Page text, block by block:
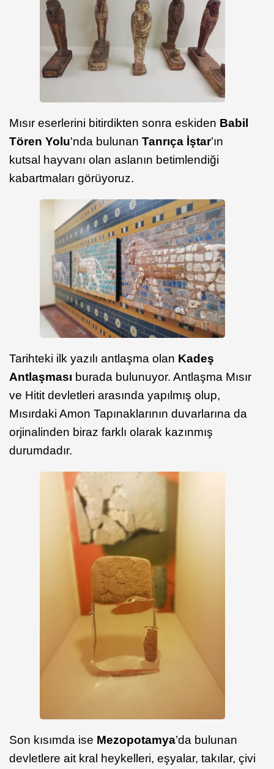
Mısır eserlerini bitirdikten sonra eskiden Babil
Tören Yolu'nda bulunan Tanrıça İştar’ın
kutsal hayvanı olan aslanın betimlendiği
kabartmaları görüyoruz.
Tarihteki ilk yazılı antlaşma olan Kadeş
Antlaşması burada bulunuyor. Antlaşma Mısır
ve Hitit devletleri arasında yapılmış olup,
Mısırdaki Amon Tapınaklarının duvarlarına da
orjinalinden biraz farklı olarak kazınmış
durumdadır.
Son kısımda ise Mezopotamya’da bulunan
devletlere ait kral heykelleri, eşyalar, takılar, çivi